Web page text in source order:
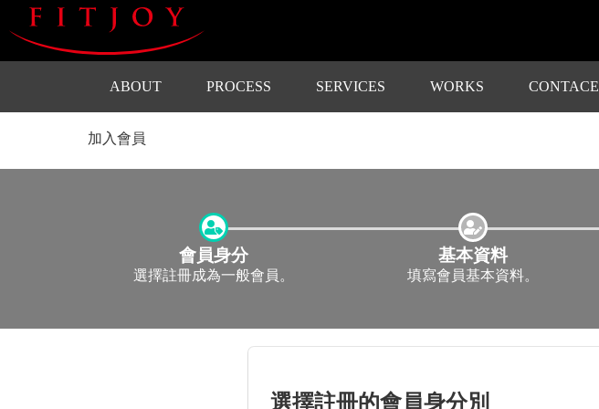
ABOUT PROCESS SERVICES WORKS CONTACE
加入會員
會員身分
選擇註冊成為一般會員。
基本資料
填寫會員基本資料。
選擇註冊的會員身分別